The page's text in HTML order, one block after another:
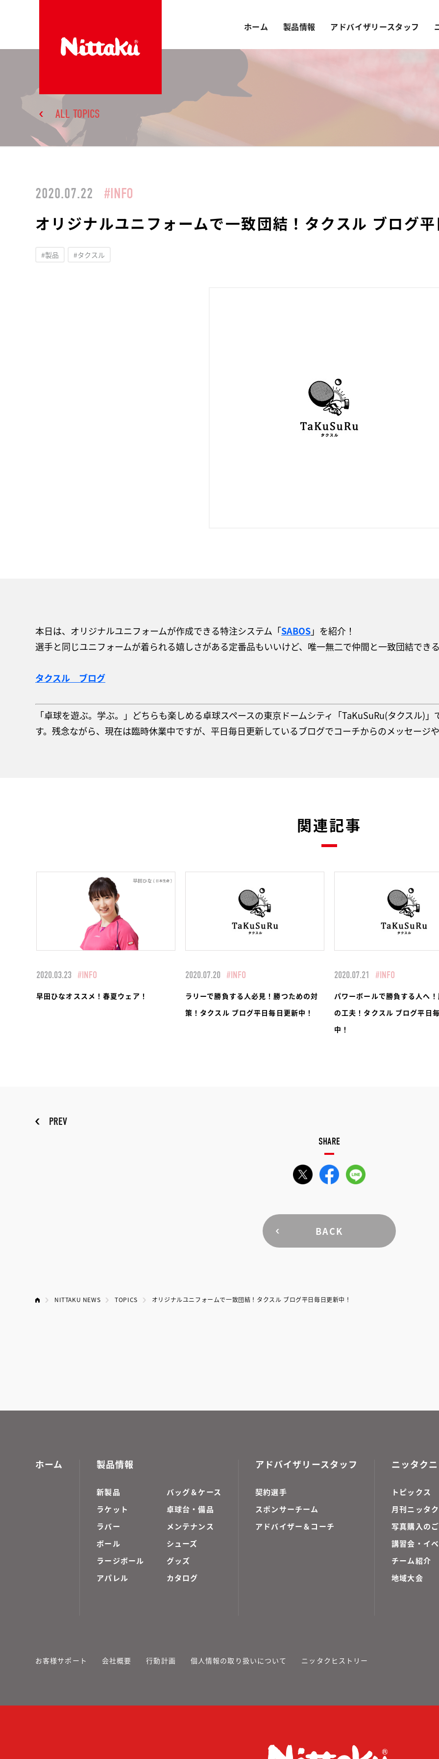
ホーム 製品情報 アドバイザリースタッフ
ALL TOPICS
2020.07.22 #INFO
オリジナルユニフォームで一致団結！タクスル ブログ
#製品 #タクスル
本日は、オリジナルユニフォームが作成できる特注システム「SABOS」を紹介！
選手と同じユニフォームが着られる嬉しさがある定番品もいいけど、唯一無二で仲間と一致団結でき
タクスル ブログ
「卓球を遊ぶ。学ぶ。」どちらも楽しめる卓球スペースの東京ドームシティ「TaKuSuRu(タクスル)
す。残念ながら、現在は臨時休業中ですが、平日毎日更新しているブログでコーチからのメッセージ
関連記事
2020.03.23 #INFO
早田ひなオススメ！春夏ウェア！
2020.07.20 #INFO
ラリーで勝負する人必見！勝つための対
策！タクスル ブログ平日毎日更新中！
2020.07.21 #INFO
パワーボールで勝負する人へ
の工夫！タクスル ブログ平日
中！
PREV
SHARE
BACK
NITTAKU NEWS TOPICS オリジナルユニフォームで一致団結！タクスル ブログ平日毎日更新中！
ホーム 製品情報
新製品
バッグ＆ケース
ラケット
卓球台・備品
ラバー
メンテナンス
ボール
シューズ
ラージボール
グッズ
アパレル
カタログ
アドバイザリースタッフ
契約選手
スポンサーチーム
アドバイザー＆コーチ
ニッタク
トピックス
月刊ニッタ
写真購入の
講習会・イ
チーム紹介
地域大会
お客様サポート 会社概要 行動計画 個人情報の取り扱いについて ニッタクヒストリー